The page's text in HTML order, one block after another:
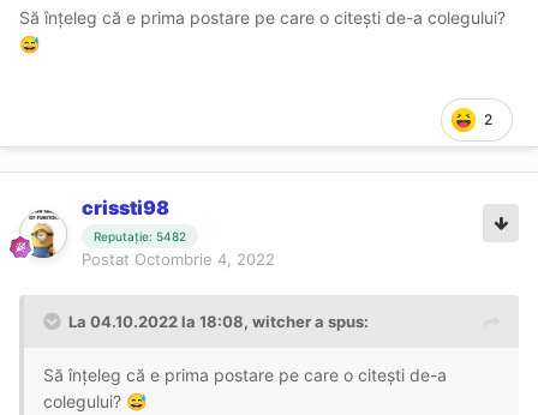
Să înțeleg că e prima postare pe care o citești de-a colegului?
😅
2
crissti98
Reputație: 5482
Postat Octombrie 4, 2022
La 04.10.2022 la 18:08, witchera spus:
Să înțeleg că e prima postare pe care o citești de-a
colegului? 😅